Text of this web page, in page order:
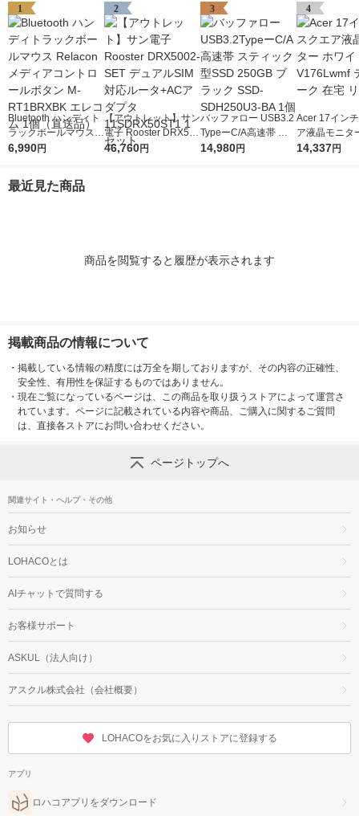
1
Bluetooth ハンディト
ラックボールマウス R
elacon メディアコン
個（直送品）
6,990円
2
【アウトレット】サン
電子 Rooster DRX500
2-SET デュアルSIM対
46,760円
3
バッファロー USB3.2
TypeーC/A高速帯 ス
ティック型SSD 250G
14,980円
4
Acer 17イン
ア液晶モニタ
イト
14,337円
最近見た商品
商品を閲覧すると履歴が表示されます
掲載商品の情報について
・ 掲載している情報の精度には万全を期しておりますが、その内容の正確性、
安全性、有用性を保証するものではありません。
・ 現在ご覧になっているページは、この商品を取り扱うストアによって運営さ
れています。ページに記載されている内容や商品、ご購入に関するご質問
は、直接各ストアにお問い合わせください。
ページトップへ
関連サイト・ヘルプ・その他
お知らせ
LOHACOとは
AIチャットで質問する
お客様サポート
ASKUL（法人向け）
アスクル株式会社（会社概要）
LOHACOをお気に入りストアに登録する
アプリ
ロハコアプリをダウンロード